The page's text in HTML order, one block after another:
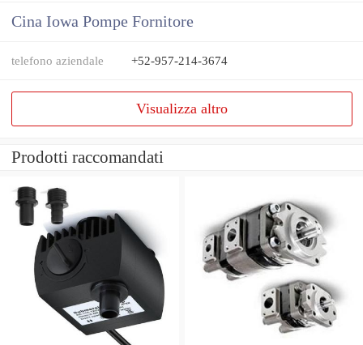
Cina Iowa Pompe Fornitore
telefono aziendale +52-957-214-3674
Visualizza altro
Prodotti raccomandati